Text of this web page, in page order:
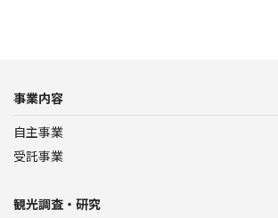
事業内容
自主事業
受託事業
観光調査・研究